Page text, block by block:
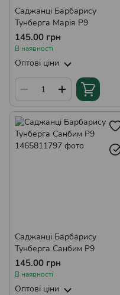
Саджанці Барбарису
Тунберга Марія Р9
145.00 грн
В наявності
Оптові ціни
Саджанці Барбарису
Тунберга Санбим Р9
145.00 грн
В наявності
Оптові ціни